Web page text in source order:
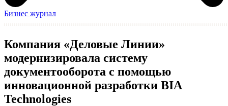
Бизнес журнал
Компания «Деловые Линии»
модернизировала систему
документооборота с помощью
инновационной разработки BIA
Technologies